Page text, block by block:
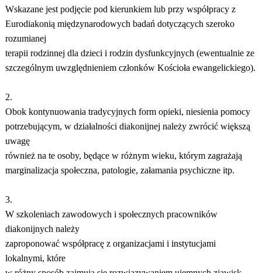
Wskazane jest podjęcie pod kierunkiem lub przy współpracy z
Eurodiakonią międzynarodowych badań dotyczących szeroko
rozumianej
terapii rodzinnej dla dzieci i rodzin dysfunkcyjnych (ewentualnie ze
szczególnym uwzględnieniem członków Kościoła ewangelickiego).
2.
Obok kontynuowania tradycyjnych form opieki, niesienia pomocy
potrzebującym, w działalności diakonijnej należy zwrócić większą
uwagę
również na te osoby, będące w różnym wieku, którym zagrażają
marginalizacja społeczna, patologie, załamania psychiczne itp.
3.
W szkoleniach zawodowych i społecznych pracowników
diakonijnych należy
zaproponować współpracę z organizacjami i instytucjami
lokalnymi, które